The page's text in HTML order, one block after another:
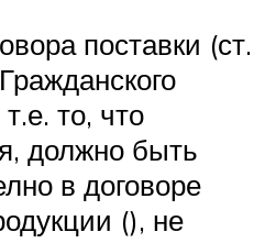
поставки (ст.
то, что
должно быть
в договоре
(), не